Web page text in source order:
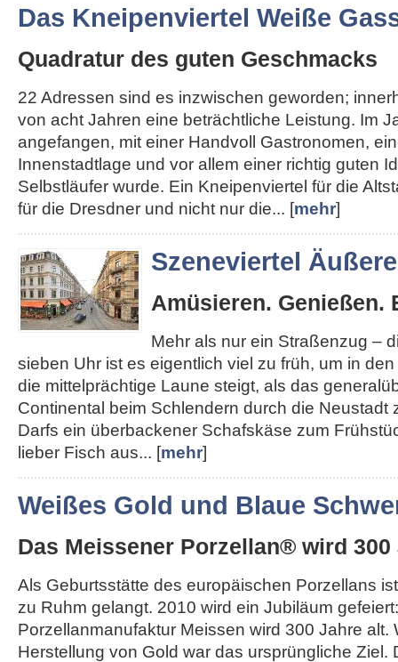
Das Kneipenviertel Weiße
Quadratur des guten Geschmacks
22 Adressen sind es inzwischen geworden;
von acht Jahren eine beträchtliche Leistung. Im
angefangen, mit einer Handvoll Gastronomen,
Innenstadtlage und vor allem einer richtig guten
Selbstläufer wurde. Ein Kneipenviertel für die
für die Dresdner und nicht nur die... [mehr]
Szeneviertel
Amüsieren. Genießen.
Mehr als nur ein Straßenzug –
sieben Uhr ist es eigentlich viel zu früh, um in
die mittelprächtige Laune steigt, als das
Continental beim Schlendern durch die Neustadt
Darfs ein überbackener Schafskäse zum
lieber Fisch aus... [mehr]
Weißes Gold und Blaue
Das Meissener Porzellan® wird 300
Als Geburtsstätte des europäischen Porzellans
zu Ruhm gelangt. 2010 wird ein Jubiläum
Porzellanmanufaktur Meissen wird 300 Jahre
Herstellung von Gold war das ursprüngliche Ziel.